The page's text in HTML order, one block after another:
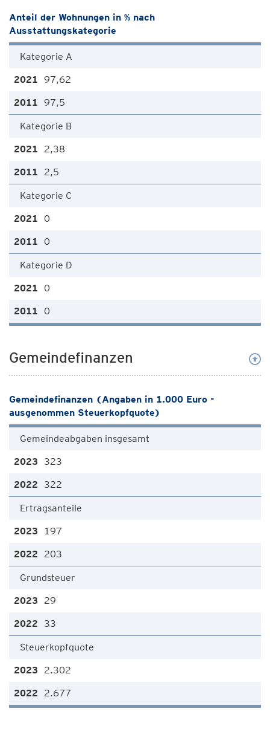
Anteil der Wohnungen in % nach
Ausstattungskategorie
Kategorie A
97,62
97,5
Kategorie B
2,38
2,5
Kategorie C
0
0
Kategorie D
0
0
Gemeindefinanzen
Gemeindefinanzen (Angaben in 1.000 Euro -
ausgenommen Steuerkopfquote)
Gemeindeabgaben insgesamt
323
322
Ertragsanteile
197
203
Grundsteuer
29
33
Steuerkopfquote
2.302
2.677